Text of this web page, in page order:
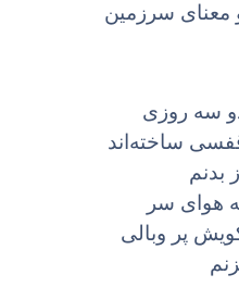
سرزمین
سه روزى
ساخته‌اند
بدنم
هواى سر
پر وبالى